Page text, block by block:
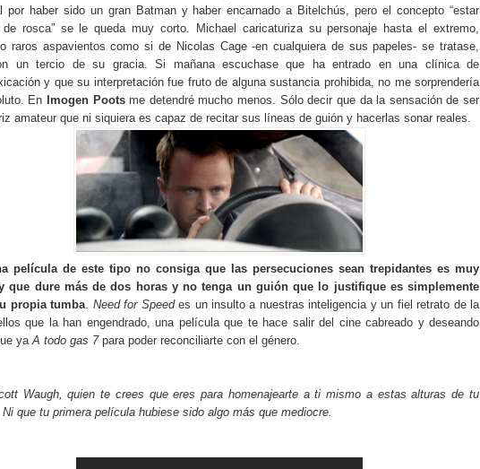
por haber sido un gran Batman y haber encarnado a Bitelchús, pero el concepto “estar
de rosca” se le queda muy corto. Michael caricaturiza su personaje hasta el extremo,
raros aspavientos como si de Nicolas Cage -en cualquiera de sus papeles- se tratase,
un tercio de su gracia. Si mañana escuchase que ha entrado en una clínica de
y que su interpretación fue fruto de alguna sustancia prohibida, no me sorprendería
En Imogen Pootsme detendré mucho menos. Sólo decir que da la sensación de ser
amateur que ni siquiera es capaz de recitar sus líneas de guión y hacerlas sonar reales.
película de este tipo no consiga que las persecuciones sean trepidantes es muy
que dure más de dos horas y no tenga un guión que lo justifique es simplemente
propia tumba Need for Speedes un insulto a nuestras inteligencia y un fiel retrato de la
que la han engendrado, una película que te hace salir del cine cabreado y deseando
ya A todo gas 7para poder reconciliarte con el género.
Waugh, quien te crees que eres para homenajearte a ti mismo a estas alturas de tu
que tu primera película hubiese sido algo más que mediocre.